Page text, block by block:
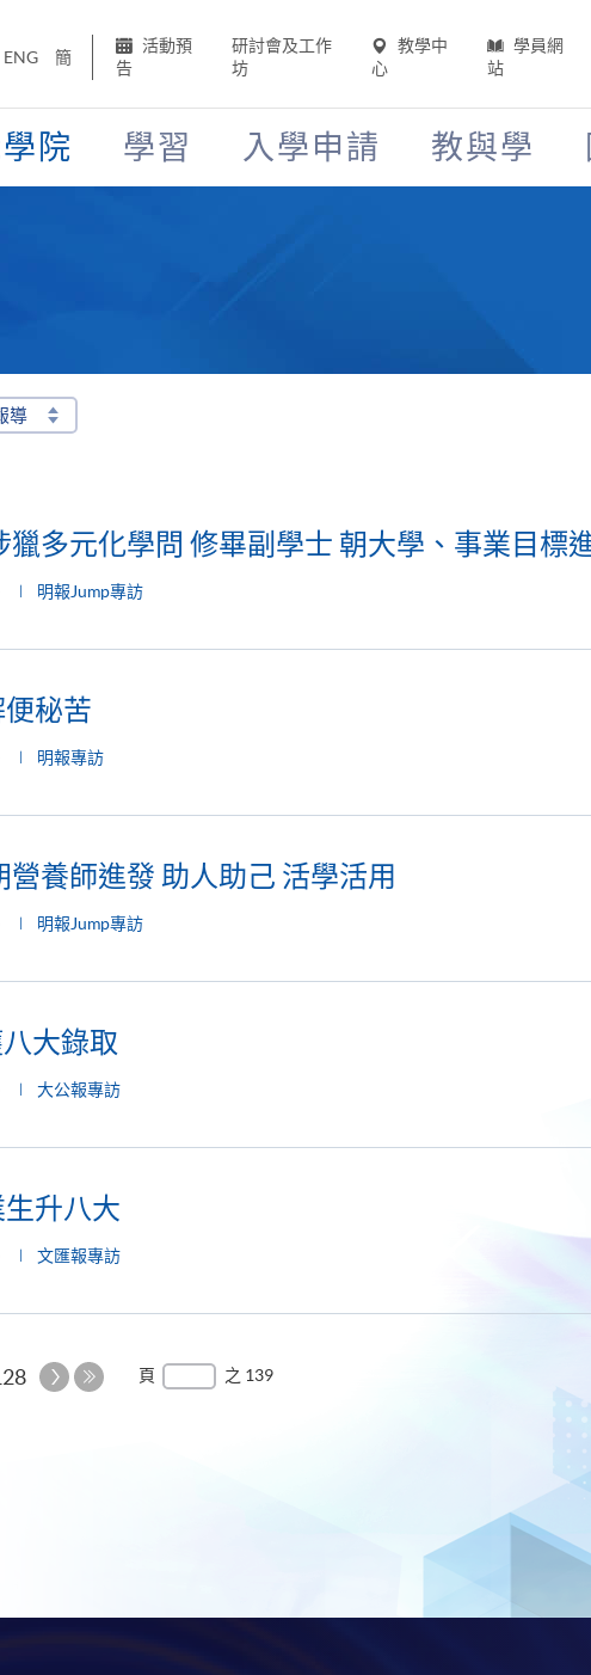
ENG 簡
活動預
告
研討會及工作
坊
教學中
心
學員網
站
院 學習 入學申請 教與學
導
獵多元化學問 修畢副學士 朝大學、事業目標
明報Jump專訪
秘苦
明報專訪
營養師進發 助人助己 活學活用
明報Jump專訪
大錄取
大公報專訪
升八大
文匯報專訪
下
頁 之 139